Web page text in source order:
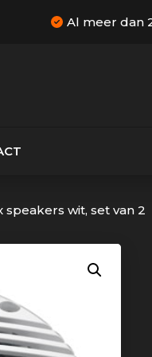
Al meer dan
speakers wit, set van 2